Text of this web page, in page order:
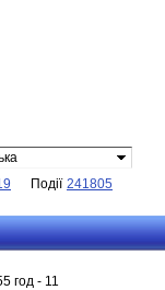
Події 241805
год - 11